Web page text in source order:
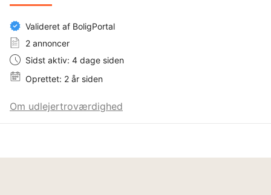
Valideret af BoligPortal
2 annoncer
Sidst aktiv: 4 dage siden
Oprettet: 2 år siden
Om udlejertroværdighed